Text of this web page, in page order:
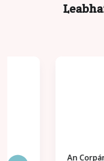
An Corpán sa Trunc